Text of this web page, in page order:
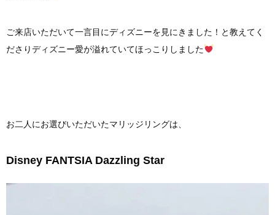
ご来店いただいて一言目にディズニーを見にきました！と教えてく
ださりディズニー愛が溢れていてほっこりしました
お二人にお選びいただいたマリッジリングは、
Disney FANTSIA Dazzling Star